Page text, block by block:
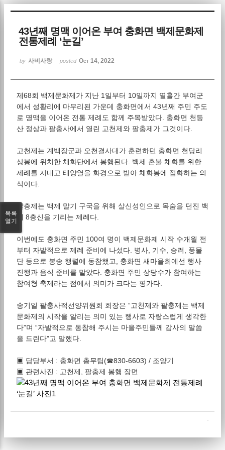
43년째 명맥 이어온 부여 충화면 백제문화제
전통제례 ‘눈길’
by 사비사랑 posted Oct 14, 2022
제68회 백제문화제가 지난 1일부터 10일까지 열흘간 부여군
에서 성황리에 마무리된 가운데 충화면에서 43년째 주민 주도
로 명맥을 이어온 전통 제례도 함께 주목받았다. 충화면 천등
산 정상과 팔충사에서 열린 고천제와 팔충제가 그것이다.
고천제는 계백장군과 오천결사대가 훈련하던 충화면 천당리
상봉에 위치한 채화단에서 봉행된다. 백제 혼불 채화를 위한
제례를 지내고 태양열을 화경으로 받아 채화봉에 점화하는 의
식이다.
팔충제는 백제 말기 구국을 위해 살신성인으로 목숨을 던진 백
제 8충신을 기리는 제례다.
이번에도 충화면 주민 100여 명이 백제문화제 시작 수개월 전
부터 자발적으로 제례 준비에 나섰다. 병사, 기수, 승려, 풍물
단 등으로 봉송 행렬에 동참했고, 충화면 새마을회에선 행사
진행과 음식 준비를 맡았다. 충화면 주민 상당수가 참여하는
참여형 축제라는 점에서 의미가 크다는 평가다.
송기일 팔충사적선양위원회 회장은 “고천제와 팔충제는 백제
문화제의 시작을 알리는 의미 있는 행사로 자랑스럽게 생각한
다”며 “자발적으로 동참해 주시는 마을주민들께 감사의 말씀
을 드린다”고 말했다.
▣ 담당부서 : 충화면 총무팀(☎830-6603) / 조양기
▣ 관련사진 : 고천제, 팔충제 봉행 장면
목록
열기
Sketchbook5, 스케치북5
Sketchbook5, 스케치북5